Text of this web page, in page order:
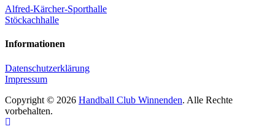
Alfred-Kärcher-Sporthalle
Stöckachhalle
Informationen
Datenschutzerklärung
Impressum
Copyright © 2026 Handball Club Winnenden. Alle Rechte
vorbehalten.